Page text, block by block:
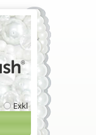
Exkl